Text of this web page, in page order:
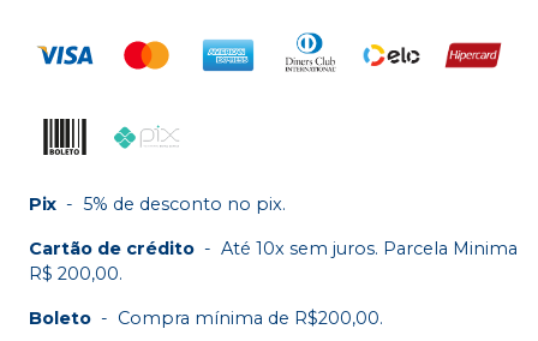
Pix - 5% de desconto no pix.
Cartão de crédito - Até 10x sem juros. Parcela Minima
R$ 200,00.
Boleto - Compra mínima de R$200,00.